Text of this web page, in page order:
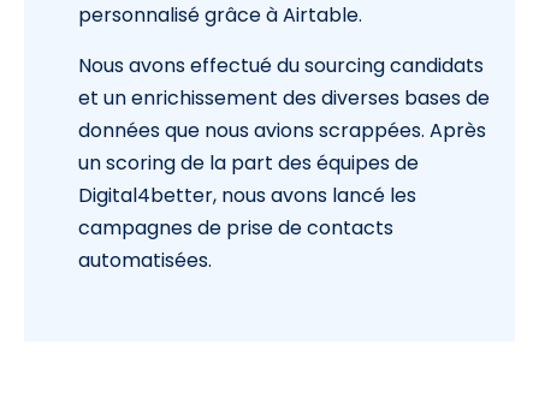
personnalisé grâce à Airtable.
Nous avons effectué du sourcing candidats
et un enrichissement des diverses bases de
données que nous avions scrappées. Après
un scoring de la part des équipes de
Digital4better, nous avons lancé les
campagnes de prise de contacts
automatisées.